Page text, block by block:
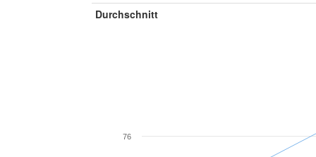
Durchschnitt
76